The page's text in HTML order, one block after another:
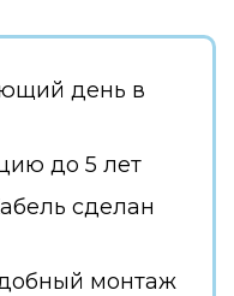
день в
до 5 лет
сделан
монтаж